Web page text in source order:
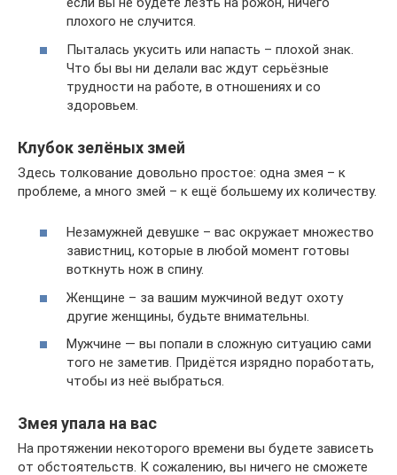
плохого не случится.
Пыталась укусить или напасть – плохой знак.
Что бы вы ни делали вас ждут серьёзные
трудности на работе, в отношениях и со
здоровьем.
Клубок зелёных змей
Здесь толкование довольно простое: одна змея – к
проблеме, а много змей – к ещё большему их количеству.
Незамужней девушке – вас окружает множество
завистниц, которые в любой момент готовы
воткнуть нож в спину.
Женщине – за вашим мужчиной ведут охоту
другие женщины, будьте внимательны.
Мужчине — вы попали в сложную ситуацию сами
того не заметив. Придётся изрядно поработать,
чтобы из неё выбраться.
Змея упала на вас
На протяжении некоторого времени вы будете зависеть
от обстоятельств. К сожалению, вы ничего не сможете